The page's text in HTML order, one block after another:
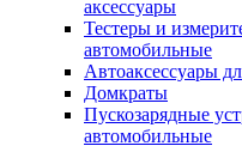
аксессуары
Тестеры и
автомобильные
Автоаксессуары
Домкраты
Пускозарядные
автомобильные